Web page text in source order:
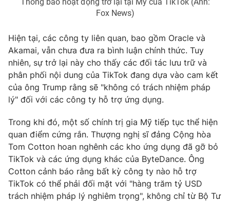
VTV9 VTV8
Liên hệ tòa soạn English
THỜI BÁO VTV
Theo dõi báo trên
Cơ quan chủ quản: Đài Truyền hình Việt Nam
Cơ quan báo chí:Thời báo VTV
Giấy phép hoạt động báo in và báo điện tử số 483/GP-BTTTT
Thông báo hoạt động trở lại tại Mỹ của TikTok (Ảnh:
Fox News)
Hiện tại, các công ty liên quan, bao gồm Oracle và
Akamai, vẫn chưa đưa ra bình luận chính thức. Tuy
nhiên, sự trở lại này cho thấy các đối tác lưu trữ và
phân phối nội dung của TikTok đang dựa vào cam kết
của ông Trump rằng sẽ "không có trách nhiệm pháp
lý" đối với các công ty hỗ trợ ứng dụng.
Trong khi đó, một số chính trị gia Mỹ tiếp tục thể hiện
quan điểm cứng rắn. Thượng nghị sĩ đảng Cộng hòa
Tom Cotton hoan nghênh các kho ứng dụng đã gỡ bỏ
TikTok và các ứng dụng khác của ByteDance. Ông
Cotton cảnh báo rằng bất kỳ công ty nào hỗ trợ
TikTok có thể phải đối mặt với "hàng trăm tỷ USD
trách nhiệm pháp lý nghiêm trọng", không chỉ từ Bộ Tư